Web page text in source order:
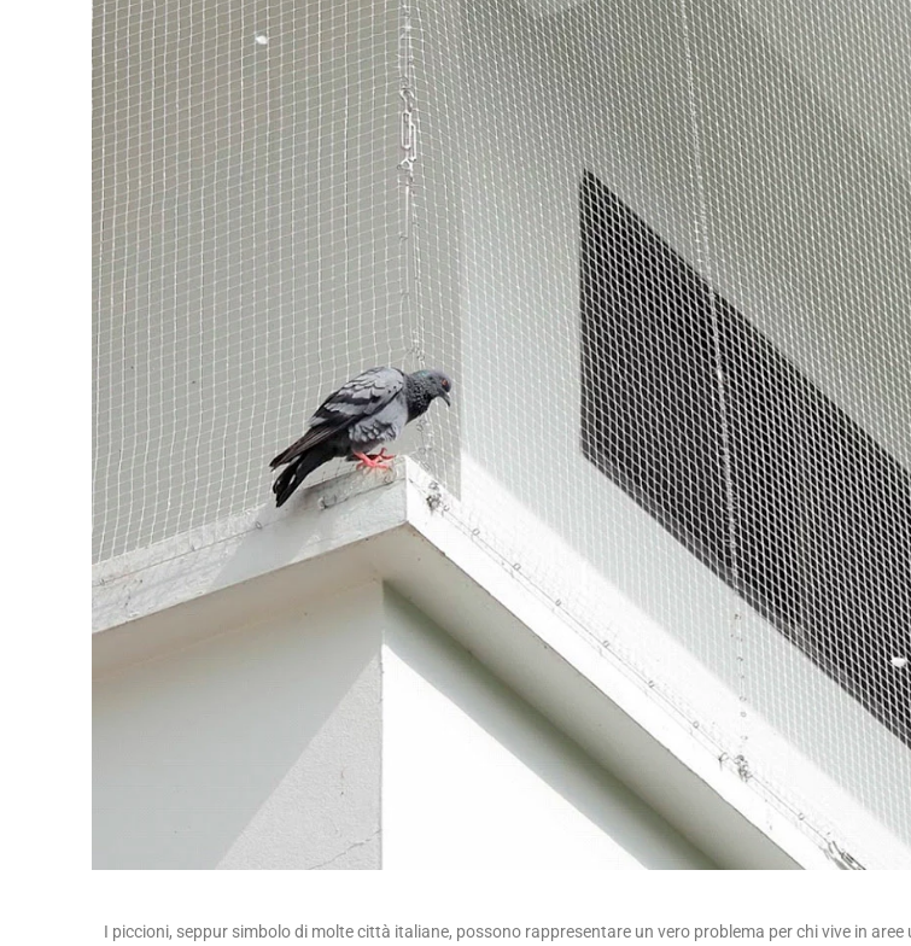
I piccioni, seppur simbolo di molte città italiane, possono rappresentare un vero problema per chi vive in